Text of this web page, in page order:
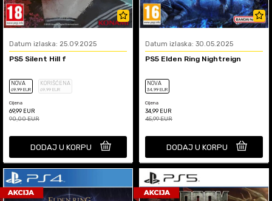
Datum izlaska: 25.09.2025
PS5 Silent Hill f
NOVA
69,99 EUR
KORIŠĆENA
69,99 EUR
Cijena
69,99 EUR
90,00EUR
DODAJ U KORPU
Datum izlaska: 30.05.2025
PS5 Elden Ring Nightreign
NOVA
34,99 EUR
Cijena
34,99 EUR
45,99EUR
DODAJ U KORPU